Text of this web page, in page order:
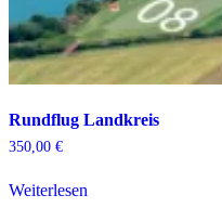
Rundflug Landkreis
350,00 €
Weiterlesen